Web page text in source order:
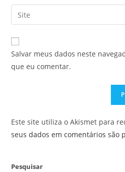
de
usuário
para
comentar
endereço
de
mail
para
comentar
Digite
o
URL
do
site
Salvar meus dados neste
que eu comentar.
Este site utiliza o Akismet para
seus dados em comentários são
Pesquisar